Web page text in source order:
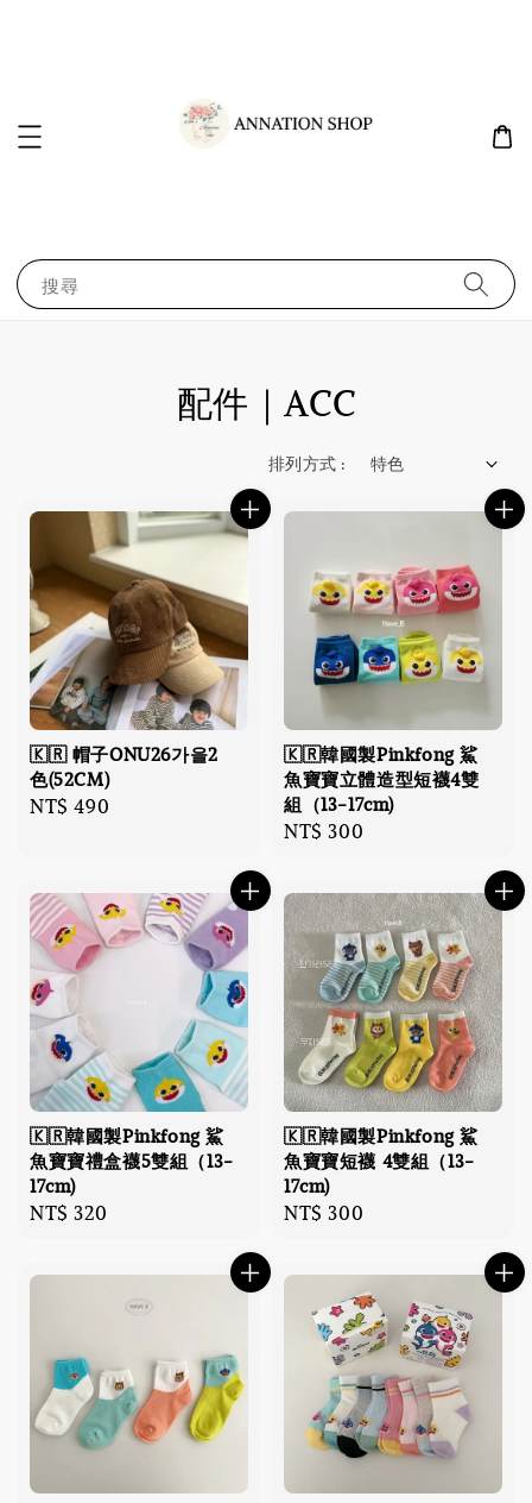
搜尋
配件｜ACC
排列方式 :
🇰🇷 帽子ONU26가을2
色(52CM)
Regular
NT$ 490
🇰🇷韓國製Pinkfong 鯊
魚寶寶立體造型短襪4雙
組（13-17cm)
Regular
NT$ 300
🇰🇷韓國製Pinkfong 鯊
魚寶寶禮盒襪5雙組（13-
17cm)
Regular
NT$ 320
🇰🇷韓國製Pinkfong 鯊
魚寶寶短襪 4雙組（13-
17cm)
Regular
NT$ 300